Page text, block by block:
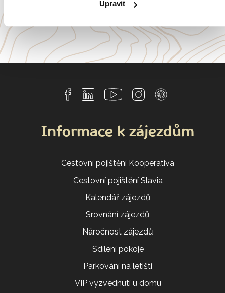
Upravit
Informace k zájezdům
Cestovní pojištění Kooperativa
Cestovní pojištění Slavia
Kalendář zájezdů
Srovnání zájezdů
Náročnost zájezdů
Sdílení pokoje
Parkování na letišti
VIP vyzvednutí u domu